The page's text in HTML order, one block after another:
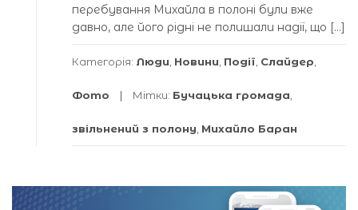
перебування Михайла в полоні були вже
давно, але його рідні не полишали надії, що […]
Категорія: Люди Новини Події Слайдер
Фото Мітки: Бучацька громада
звільнений з полону Михайло Баран